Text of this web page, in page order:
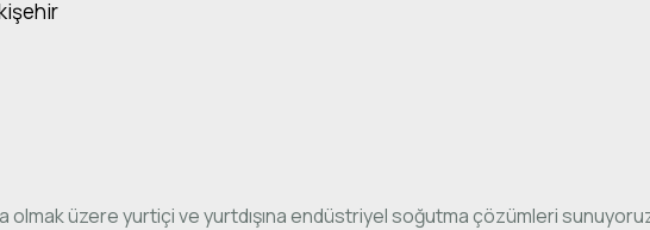
üzere yurtiçi ve yurtdışına endüstriyel soğutma çözümleri